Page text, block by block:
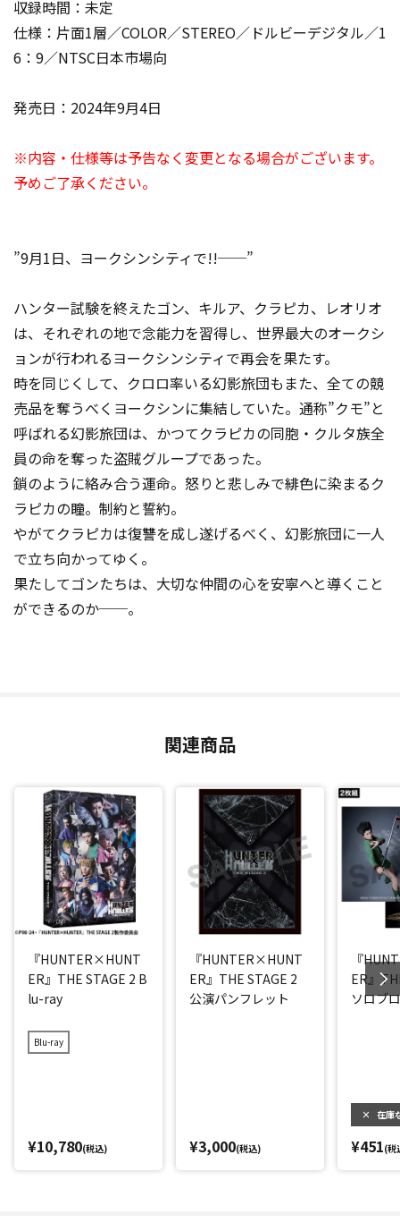
収録時間：未定
仕様：片面1層／COLOR／STEREO／ドルビーデジタル／1
6：9／NTSC日本市場向
発売日：2024年9月4日
※内容・仕様等は予告なく変更となる場合がございます。
予めご了承ください。
”9月1日、ヨークシンシティで!!──”
ハンター試験を終えたゴン、キルア、クラピカ、レオリオ
は、それぞれの地で念能力を習得し、世界最大のオークシ
ョンが行われるヨークシンシティで再会を果たす。
時を同じくして、クロロ率いる幻影旅団もまた、全ての競
売品を奪うべくヨークシンに集結していた。通称”クモ”と
呼ばれる幻影旅団は、かつてクラピカの同胞・クルタ族全
員の命を奪った盗賊グループであった。
鎖のように絡み合う運命。怒りと悲しみで緋色に染まるク
ラピカの瞳。制約と誓約。
やがてクラピカは復讐を成し遂げるべく、幻影旅団に一人
で立ち向かってゆく。
果たしてゴンたちは、大切な仲間の心を安寧へと導くこと
ができるのか──。
関連商品
『HUNTER×HUNT
ER』THE STAGE 2 B
lu-ray
Blu-ray
¥10,780(税込)
『HUNTER×HUNT
ER』THE STAGE 2
公演パンフレット
¥3,000(税込)
『
ER』
ソロブ
× 在庫
¥451(税